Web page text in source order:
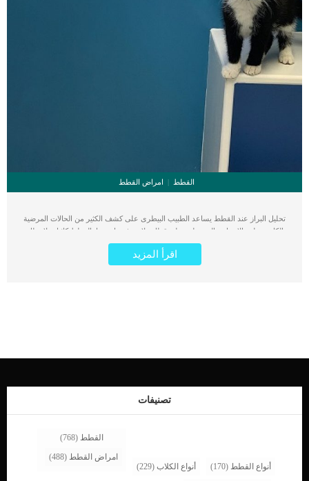
القطط امراض القطط
تحليل البراز عند القطط يساعد الطبيب البيطرى على كشف الكثير من الحالات المرضية
الكامنة خلف الاعراض التى تظهر على قطك ولا تعرف ما سببها. القطط كائنات لا تملك
لغة حوارية ولا يمكنها وصف ما تشعر به من ألم وانزعاج. يتم اللجوء الى تحليل البراز
والتحاليل الاخرى المعملية والاشعات الى الكشف عن المشكلة الصحية التى يعانى منها
القط. اقرأ ايضا: ما هو حل اصدار الغازات كثيرا عند القطط ؟ كما يكشف تحليل البراز عن
اقرأ المزيد
تصنيفات
أنواع القطط (170) أنواع الكلاب (229)
القطط (768)
امراض القطط (488)